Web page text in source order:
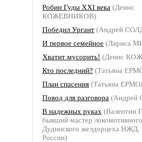
Робин Гуды ХХI века (Денис
КОЖЕВНИКОВ)
Победил Ургант (Андрей
И первое семейное (Лариса
Хватит мусорить! (Денис
Кто последний? (Татьяна
План спасения (Татьяна
Повод для разговора
В надежных руках
бывший мастер
Дудинского желдорцеха НЖД,
России)